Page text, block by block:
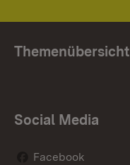
Themenübersicht
Social Media
Facebook